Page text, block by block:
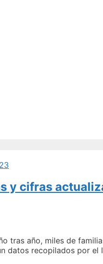
y cifras
tras año, miles de
datos recopilados por el